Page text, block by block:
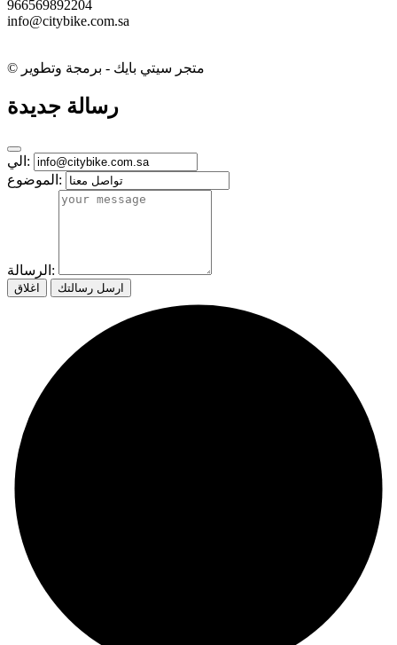
966569892204
info@citybike.com.sa
رسالة جديدة
الي:
الموضوع:
الرسالة:
اغلاق ارسل رسالتك